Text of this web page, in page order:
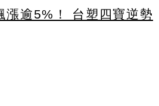
漲逾5%！ 台塑四寶逆勢